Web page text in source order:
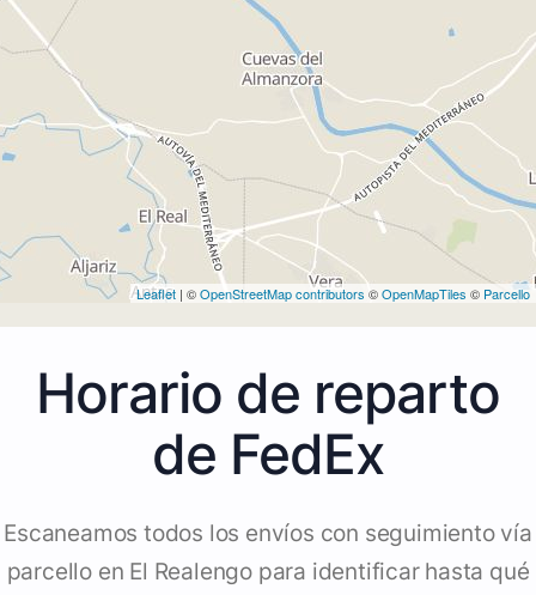
Leaflet | ©OpenStreetMap contributors ©OpenMapTiles © Parcello
Horario de reparto
de FedEx
Escaneamos todos los envíos con seguimiento vía
parcello en El Realengo para identificar hasta qué